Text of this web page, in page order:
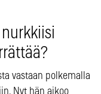
vastaan polkemalla
Nyt hän aikoo